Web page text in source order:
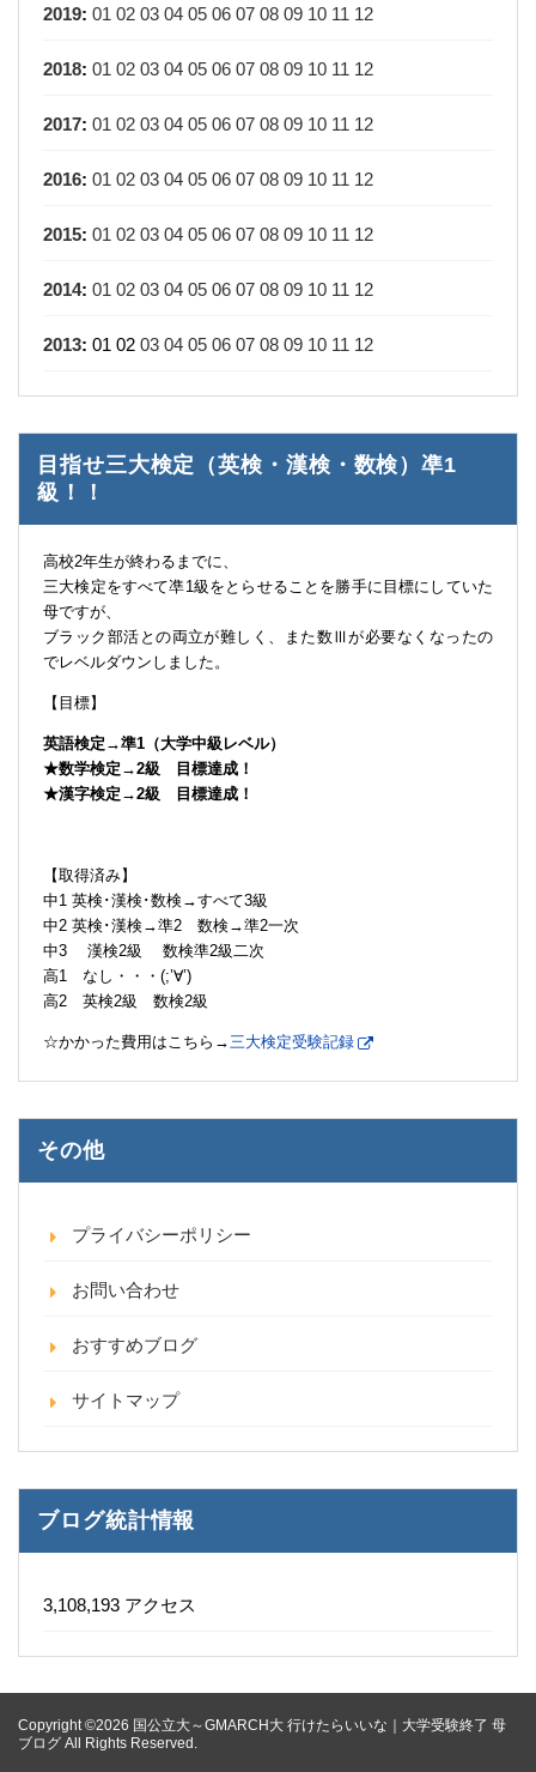
2019: 01 02 03 04 05 06 07 08 09 10 11 12
2018: 01 02 03 04 05 06 07 08 09 10 11 12
2017: 01 02 03 04 05 06 07 08 09 10 11 12
2016: 01 02 03 04 05 06 07 08 09 10 11 12
2015: 01 02 03 04 05 06 07 08 09 10 11 12
2014: 01 02 03 04 05 06 07 08 09 10 11 12
2013: 01 02 03 04 05 06 07 08 09 10 11 12
目指せ三大検定（英検・漢検・数検）凖1
級！！
高校2年生が終わるまでに、
三大検定をすべて凖1級をとらせることを勝手に目標にしていた
母ですが、
ブラック部活との両立が難しく、また数Ⅲが必要なくなったの
でレベルダウンしました。
【目標】
英語検定→準1（大学中級レベル）
★数学検定→2級 目標達成！
★漢字検定→2級 目標達成！
【取得済み】
中1 英検･漢検･数検→すべて3級
中2 英検･漢検→準2 数検→準2一次
中3 漢検2級 数検準2級二次
高1 なし・・・(;’∀’)
高2 英検2級 数検2級
☆かかった費用はこちら→三大検定受験記録
その他
プライバシーポリシー
お問い合わせ
おすすめブログ
サイトマップ
ブログ統計情報
3,108,193 アクセス
Copyright ©2026 国公立大～GMARCH大 行けたらいいな｜大学受験終了 母
ブログ All Rights Reserved.